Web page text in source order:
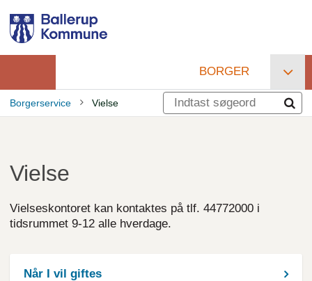
hovedindhold
Primær
navigation
BORGER
Borgerservice Vielse
Vielse
Vielseskontoret kan kontaktes på tlf. 44772000 i
tidsrummet 9-12 alle hverdage.
Når I vil giftes